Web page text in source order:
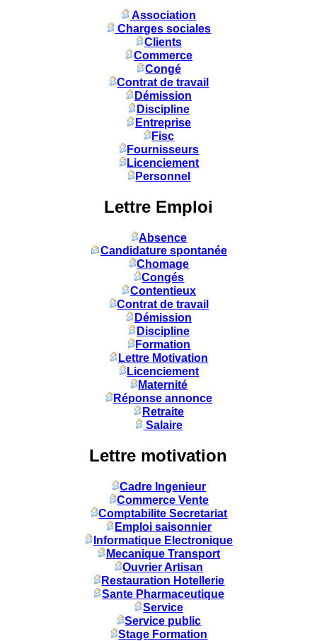
Association
Charges sociales
Clients
Commerce
Congé
Contrat de travail
Démission
Discipline
Entreprise
Fisc
Fournisseurs
Licenciement
Personnel
Lettre Emploi
Absence
Candidature spontanée
Chomage
Congés
Contentieux
Contrat de travail
Démission
Discipline
Formation
Lettre Motivation
Licenciement
Maternité
Réponse annonce
Retraite
Salaire
Lettre motivation
Cadre Ingenieur
Commerce Vente
Comptabilite Secretariat
Emploi saisonnier
Informatique Electronique
Mecanique Transport
Ouvrier Artisan
Restauration Hotellerie
Sante Pharmaceutique
Service
Service public
Stage Formation